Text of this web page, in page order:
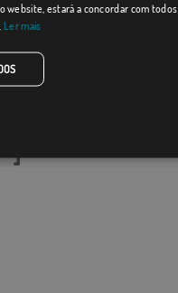
website, estará a concordar com todos
Ler mais